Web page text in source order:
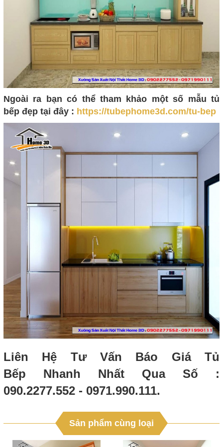
Ngoài ra bạn có thể tham khảo một số mẫu tủ
bếp đẹp tại đây : https://tubephome3d.com/tu-bep
Liên Hệ Tư Vấn Báo Giá Tủ
Bếp Nhanh Nhất Qua Số :
090.2277.552 - 0971.990.111.
Sản phẩm cùng loại